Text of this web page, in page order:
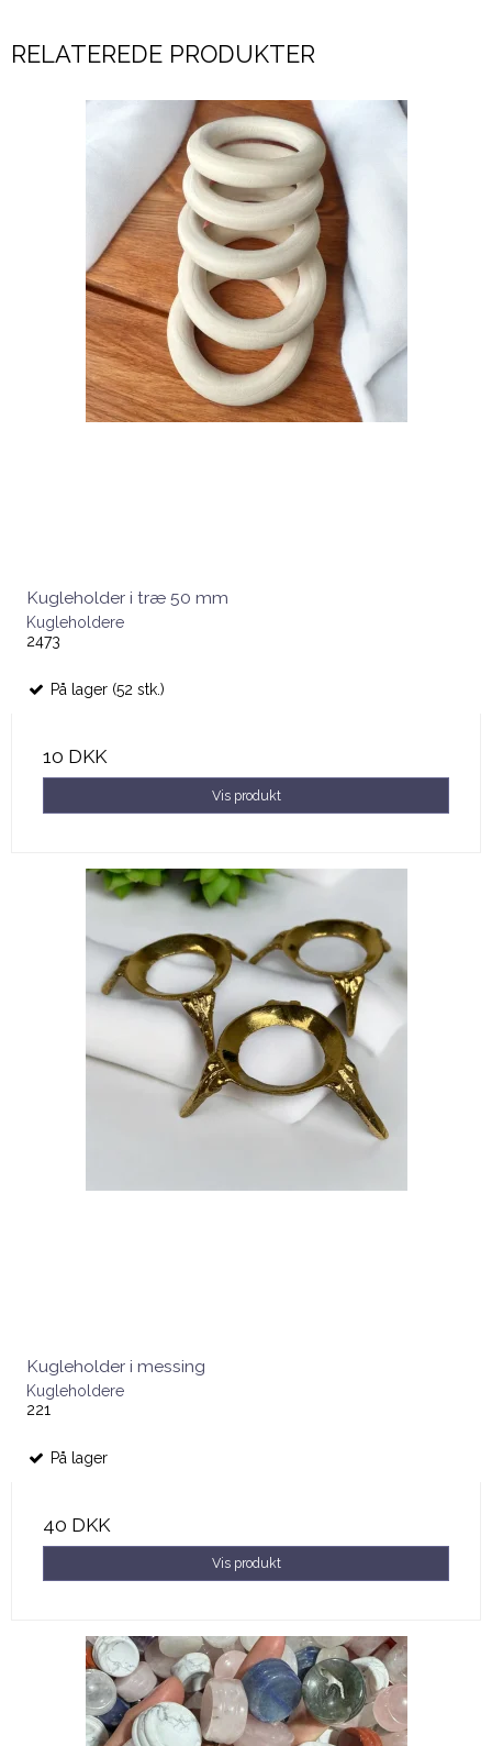
RELATEREDE PRODUKTER
Kugleholder i træ 50 mm
Kugleholdere
2473
På lager (52 stk.)
10 DKK
Vis produkt
Kugleholder i messing
Kugleholdere
221
På lager
40 DKK
Vis produkt